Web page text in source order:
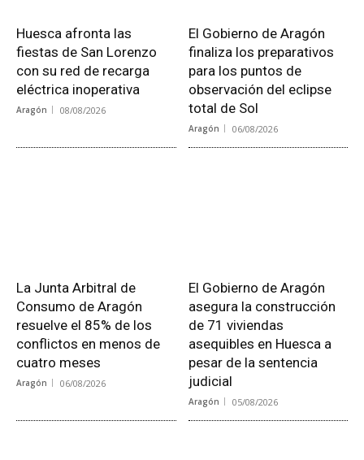
Huesca afronta las
fiestas de San Lorenzo
con su red de recarga
eléctrica inoperativa
Aragón 08/08/2026
El Gobierno de Aragón
finaliza los preparativos
para los puntos de
observación del eclipse
total de Sol
Aragón 06/08/2026
La Junta Arbitral de
Consumo de Aragón
resuelve el 85% de los
conflictos en menos de
cuatro meses
Aragón 06/08/2026
El Gobierno de Aragón
asegura la construcción
de 71 viviendas
asequibles en Huesca a
pesar de la sentencia
judicial
Aragón 05/08/2026